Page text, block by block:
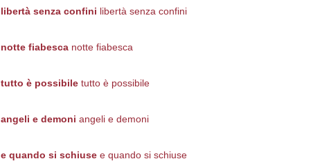
libertà senza confini libertà senza confini
notte fiabesca notte fiabesca
tutto è possibile tutto è possibile
angeli e demoni angeli e demoni
e quando si schiuse e quando si schiuse